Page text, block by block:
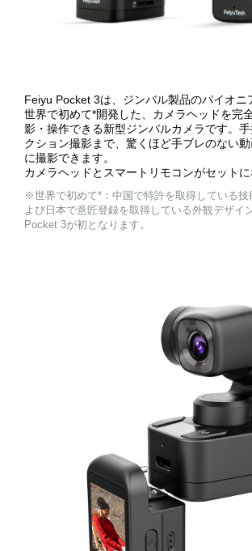
Feiyu Pocket 3は、ジンバル製品のパイオニ
世界で初めて*開発した、カメラヘッドを完
影・操作できる新型ジンバルカメラです。
クション撮影まで、驚くほど手ブレのない
に撮影できます。
カメラヘッドとスマートリモコンがセットに
※世界で初めて*：中国で特許を取得している技
よび日本で意匠登録を取得している外観デザイ
Pocket 3が初となります。